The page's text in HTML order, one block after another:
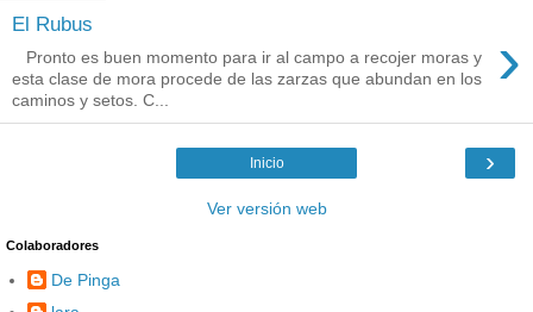
El Rubus ›
Pronto es buen momento para ir al campo a recojer moras y
esta clase de mora procede de las zarzas que abundan en los
caminos y setos. C...
›
Inicio
Ver versión web
Colaboradores
De Pinga